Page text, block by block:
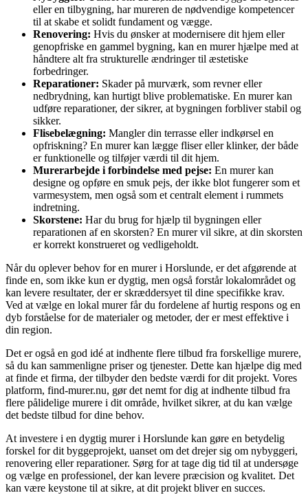
eller en tilbygning, har mureren de nødvendige kompetencer
til at skabe et solidt fundament og vægge.
Renovering: Hvis du ønsker at modernisere dit hjem eller
genopfriske en gammel bygning, kan en murer hjælpe med at
håndtere alt fra strukturelle ændringer til æstetiske
forbedringer.
Reparationer: Skader på murværk, som revner eller
nedbrydning, kan hurtigt blive problematiske. En murer kan
udføre reparationer, der sikrer, at bygningen forbliver stabil og
sikker.
Flisebelægning: Mangler din terrasse eller indkørsel en
opfriskning? En murer kan lægge fliser eller klinker, der både
er funktionelle og tilføjer værdi til dit hjem.
Murerarbejde i forbindelse med pejse: En murer kan
designe og opføre en smuk pejs, der ikke blot fungerer som et
varmesystem, men også som et centralt element i rummets
indretning.
Skorstene: Har du brug for hjælp til bygningen eller
reparationen af en skorsten? En murer vil sikre, at din skorsten
er korrekt konstrueret og vedligeholdt.
Når du oplever behov for en murer i Horslunde, er det afgørende at
finde en, som ikke kun er dygtig, men også forstår lokalområdet og
kan levere resultater, der er skræddersyet til dine specifikke krav.
Ved at vælge en lokal murer får du fordelene af hurtig respons og en
dyb forståelse for de materialer og metoder, der er mest effektive i
din region.
Det er også en god idé at indhente flere tilbud fra forskellige murere,
så du kan sammenligne priser og tjenester. Dette kan hjælpe dig med
at finde et firma, der tilbyder den bedste værdi for dit projekt. Vores
platform, find-murer.nu, gør det nemt for dig at indhente tilbud fra
flere pålidelige murere i dit område, hvilket sikrer, at du kan vælge
det bedste tilbud for dine behov.
At investere i en dygtig murer i Horslunde kan gøre en betydelig
forskel for dit byggeprojekt, uanset om det drejer sig om nybyggeri,
renovering eller reparationer. Sørg for at tage dig tid til at undersøge
og vælge en professionel, der kan levere præcision og kvalitet. Det
kan være keystone til at sikre, at dit projekt bliver en succes.